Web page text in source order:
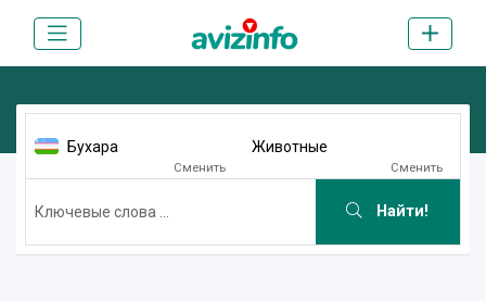
Бухара
Сменить
Животные
Сменить
Найти!